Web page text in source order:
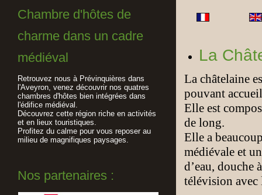
Chambre d'hôtes de
charme dans un cadre
médiéval
Retrouvez nous à Prévinquières dans
l'Aveyron, venez découvrir nos quatres
chambres d'hôtes bien intégrées dans
l'édifice médiéval.
Découvrez cette région riche en activités
et en lieux touristiques.
Profitez du calme pour vous reposer au
milieu de magnifiques paysages.
Nos partenaires :
La
La châtelaine
pouvant
Elle est
de long.
Elle a
médiévale et
d’eau, douche
télévision avec